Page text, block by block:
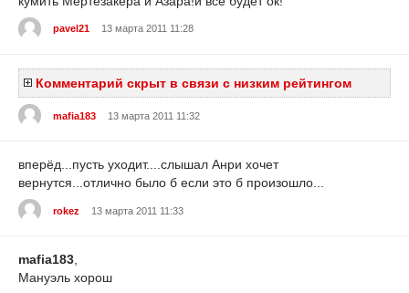
pavel21 13 марта 2011 11:28
Комментарий скрыт в связи с низким рейтингом
mafia183 13 марта 2011 11:32
вперёд...пусть уходит....слышал Анри хочет
вернутся...отлично было б если это б произошло...
rokez 13 марта 2011 11:33
mafia183,
Мануэль хорош